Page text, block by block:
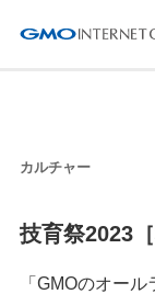
カルチャー
技育祭2023
「GMOのオー